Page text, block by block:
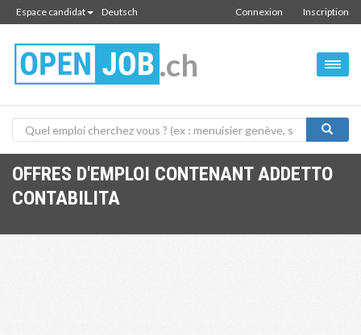
Espace candidat Deutsch Inscription
Connexion
.ch
OFFRES D'EMPLOI CONTENANT ADDETTO
CONTABILITA